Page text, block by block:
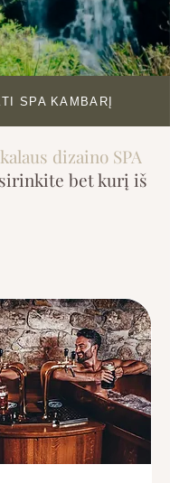
SPA KAMBARĮ
dizaino SPA
bet kurį iš